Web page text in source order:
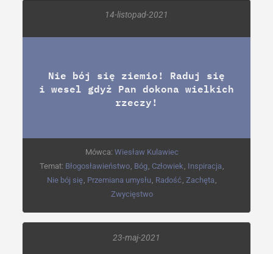
14-listopad-2021
Nie bój się ziemio! Raduj się
i wesel gdyż Pan dokona wielkich
rzeczy!
Mówca: Wiesław Kulawiec
Temat: Błogosławieństwo Bóg Człowiek Inspiracja
Nie bój się Przemiana umysłu Radość ,Zachęta
Zwycięstwo
23-maj-2021